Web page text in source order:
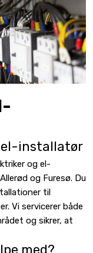
el-installatør
og el-
og Furesø. Du
til
Vi servicerer både
og sikrer, at